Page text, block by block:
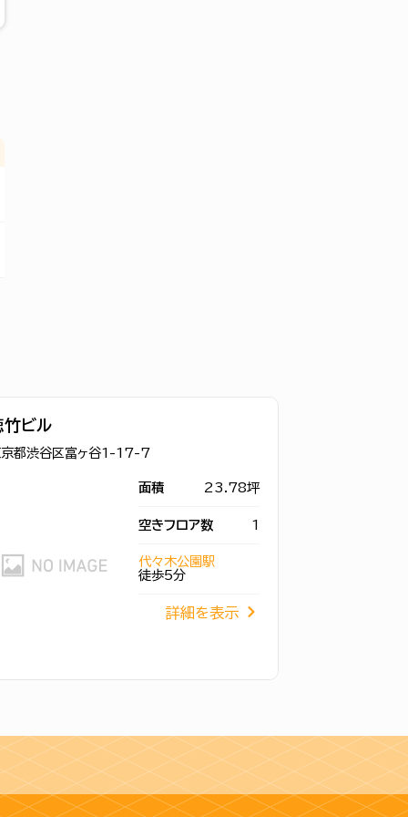
竹ビル
都渋谷区富ヶ谷1-17-7
面積 23.78坪
空きフロア数 1
代々木公園駅
徒歩5分
詳細を表示